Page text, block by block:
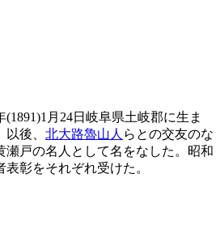
月24日岐阜県土岐郡に生ま
後、 北大路魯山人 らとの交友のな
戸の名人として名をなした。昭和
彰をそれぞれ受けた。